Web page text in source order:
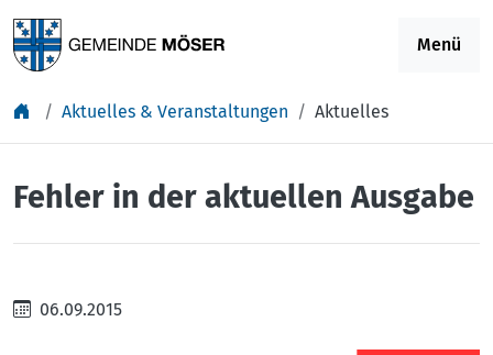
Menü
Aktuelles & Veranstaltungen Aktuelles
Fehler in der aktuellen Ausgabe
06.09.2015